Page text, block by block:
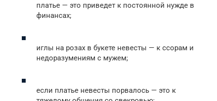
платье — это приведет к постоянной нужде в
финансах;
иглы на розах в букете невесты — к ссорам и
недоразумениям с мужем;
если платье невесты порвалось — это к